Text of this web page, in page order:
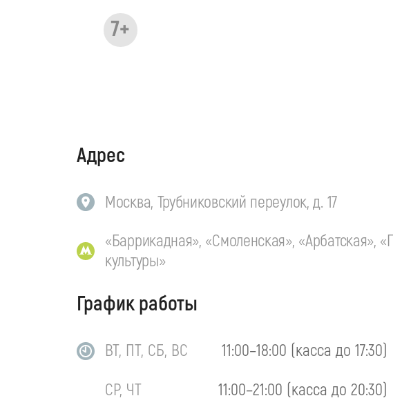
7+
Адрес
Москва, Трубниковский переулок, д. 17
«Баррикадная», «Смоленская», «Арбатская»,
культуры»
График работы
ВТ, ПТ, СБ, ВС
11:00–18:00 (касса до 17:30)
СР, ЧТ
11:00–21:00 (касса до 20:30)